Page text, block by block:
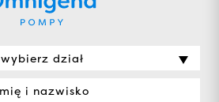
wybierz dział